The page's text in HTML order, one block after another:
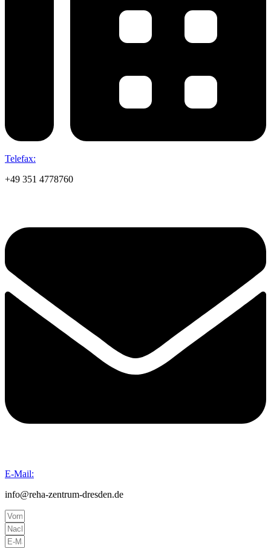
Telefax:
+49 351 4778760
E-Mail:
info@reha-zentrum-dresden.de